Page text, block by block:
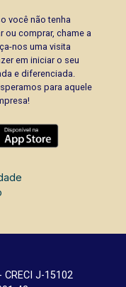
você não tenha
ou comprar, chame a
nos uma visita
em iniciar o seu
e diferenciada.
para aquele
J-15102